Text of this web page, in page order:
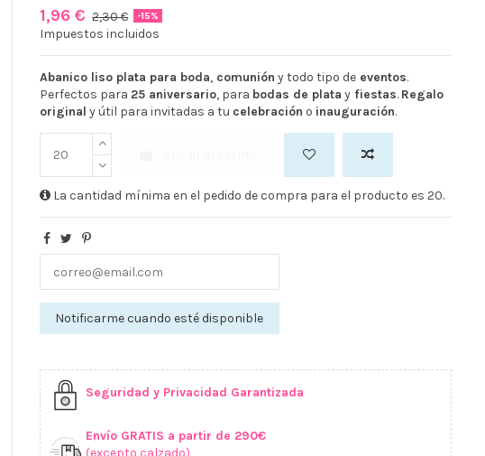
1,96 € 2,30 € -15%
Impuestos incluidos
Abanico liso plata para boda,comunión y todo tipo deeventos.
Perfectos para 25 aniversario, para bodas de plata yfiestas. Regalo
original y útil para invitadas a tu celebración o inauguración.
La cantidad mínima en el pedido de compra para el producto es 20.
Seguridad y Privacidad Garantizada
Envío GRATIS a partir de 290€